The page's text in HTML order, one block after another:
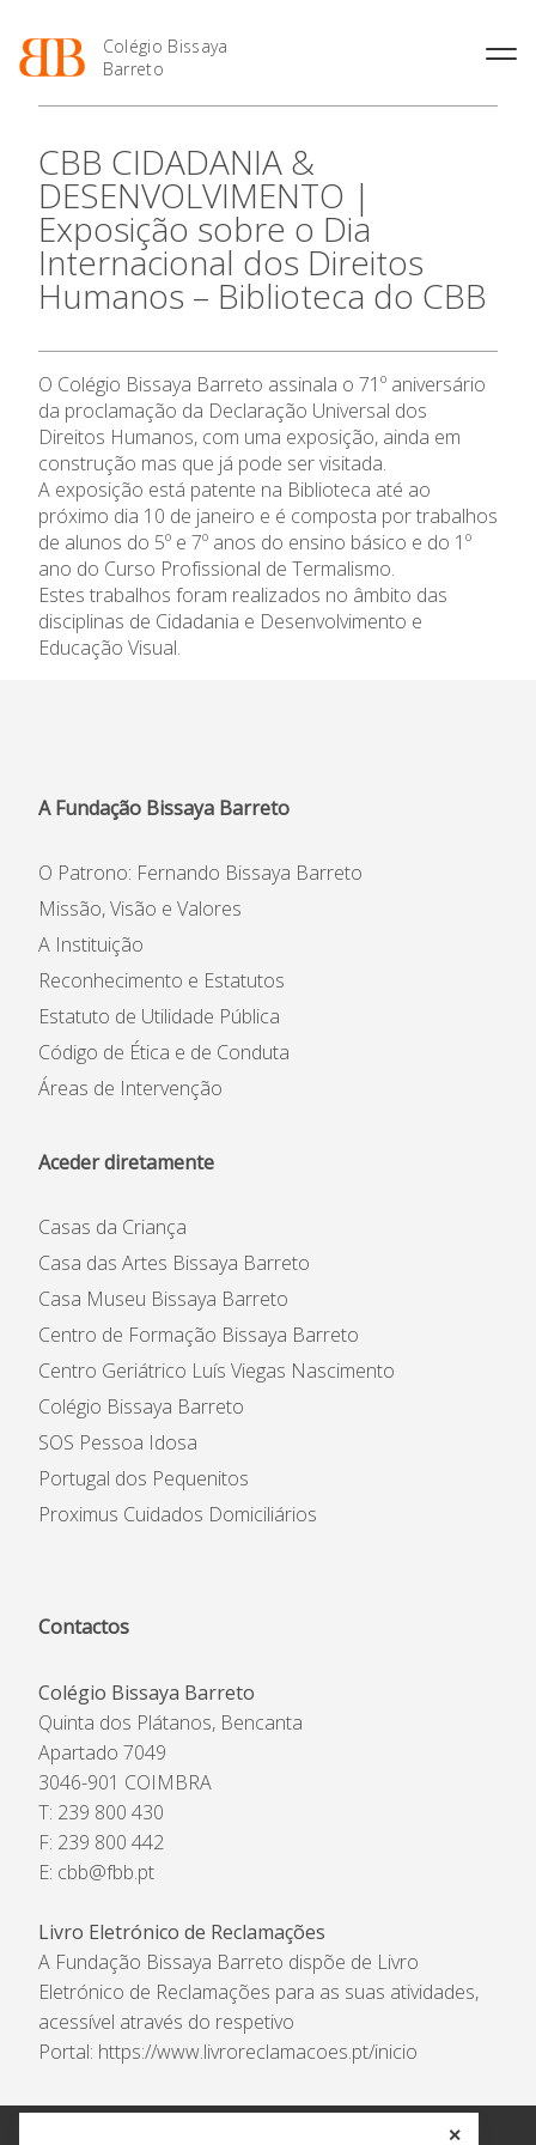
✕
Colégio Bissaya
Barreto
O Colégio
Projeto Educativo
Organização
Colaboradores Docentes
Colaboradores Não
Docentes
Regulamentos
Jornal “O Coreto”
Privacidade
Enriquecimento Curricular
Oferta Curricular
Atividades Extracurriculares
Serviços
Sala de Estudo
Letiva
Academia de LínguasEnsino Profissional
Profissionais
Matrículas
Horários e Manuais
Curso de Técnico de
Termalismo
Ofertas de Emprego
Ano Letivo
2027
Calendários
Portal do Professor
Portal do Aluno/Encarregado
de Educação
Secretariado de Exames
Admissão
Informações
APEE
CBB CIDADANIA &
DESENVOLVIMENTO |
Exposição sobre o Dia
Internacional dos Direitos
Humanos – Biblioteca do CBB
O Colégio Bissaya Barreto assinala o 71º aniversário
da proclamação da Declaração Universal dos
Direitos Humanos, com uma exposição, ainda em
construção mas que já pode ser visitada.
A exposição está patente na Biblioteca até ao
próximo dia 10 de janeiro e é composta por trabalhos
de alunos do 5º e 7º anos do ensino básico e do 1º
ano do Curso Profissional de Termalismo.
Estes trabalhos foram realizados no âmbito das
disciplinas de Cidadania e Desenvolvimento e
Educação Visual.
A Fundação Bissaya Barreto
O Patrono: Fernando Bissaya Barreto
Missão, Visão e Valores
A Instituição
Reconhecimento e Estatutos
Estatuto de Utilidade Pública
Código de Ética e de Conduta
Áreas de Intervenção
Aceder diretamente
Casas da Criança
Casa das Artes Bissaya Barreto
Casa Museu Bissaya Barreto
Centro de Formação Bissaya Barreto
Centro Geriátrico Luís Viegas Nascimento
Colégio Bissaya Barreto
SOS Pessoa Idosa
Portugal dos Pequenitos
Proximus Cuidados Domiciliários
Contactos
Colégio Bissaya Barreto
Quinta dos Plátanos, Bencanta
Apartado 7049
3046-901 COIMBRA
T: 239 800 430
F: 239 800 442
E: cbb@fbb.pt
Livro Eletrónico de Reclamações
A Fundação Bissaya Barreto dispõe de Livro
Eletrónico de Reclamações para as suas atividades,
acessível através do respetivo
Portal: https://www.livroreclamacoes.pt/inicio